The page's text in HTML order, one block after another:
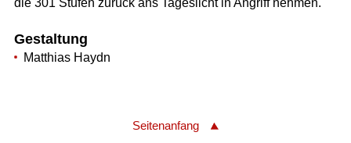
die 301 Stufen zurück ans Tageslicht in Angriff nehmen.
Gestaltung
Matthias Haydn
Seitenanfang